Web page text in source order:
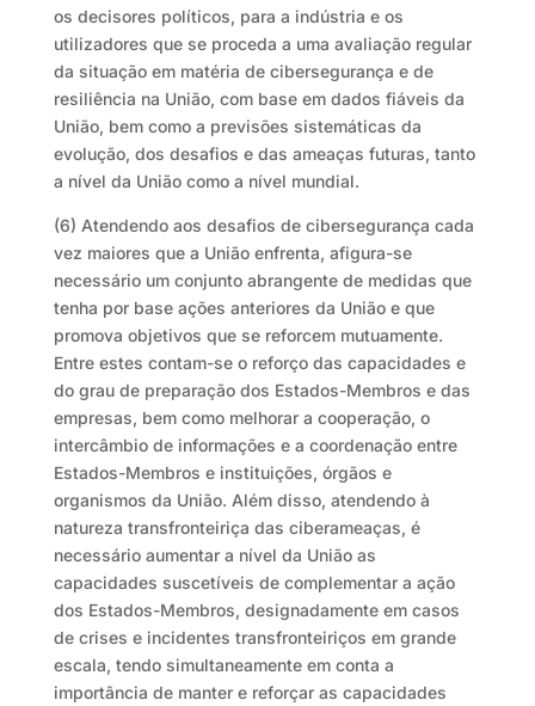
os decisores políticos, para a indústria e os
utilizadores que se proceda a uma avaliação regular
da situação em matéria de cibersegurança e de
resiliência na União, com base em dados fiáveis da
União, bem como a previsões sistemáticas da
evolução, dos desafios e das ameaças futuras, tanto
a nível da União como a nível mundial.
(6) Atendendo aos desafios de cibersegurança cada
vez maiores que a União enfrenta, afigura-se
necessário um conjunto abrangente de medidas que
tenha por base ações anteriores da União e que
promova objetivos que se reforcem mutuamente.
Entre estes contam-se o reforço das capacidades e
do grau de preparação dos Estados-Membros e das
empresas, bem como melhorar a cooperação, o
intercâmbio de informações e a coordenação entre
Estados-Membros e instituições, órgãos e
organismos da União. Além disso, atendendo à
natureza transfronteiriça das ciberameaças, é
necessário aumentar a nível da União as
capacidades suscetíveis de complementar a ação
dos Estados-Membros, designadamente em casos
de crises e incidentes transfronteiriços em grande
escala, tendo simultaneamente em conta a
importância de manter e reforçar as capacidades